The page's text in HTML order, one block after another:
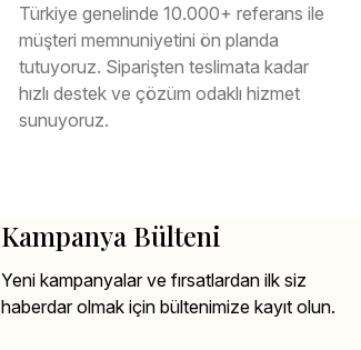
Türkiye genelinde 10.000+ referans ile
müşteri memnuniyetini ön planda
tutuyoruz. Siparişten teslimata kadar
hızlı destek ve çözüm odaklı hizmet
sunuyoruz.
Kampanya Bülteni
Yeni kampanyalar ve fırsatlardan ilk siz
haberdar olmak için bültenimize kayıt olun.